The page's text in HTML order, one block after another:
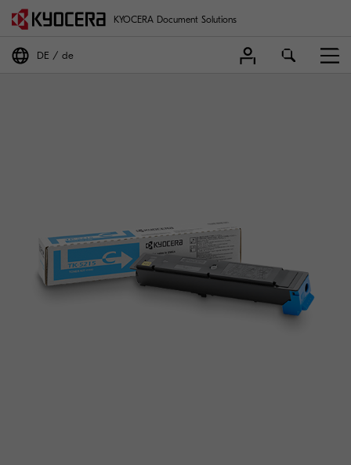
KYOCERA Document Solutions
DE de